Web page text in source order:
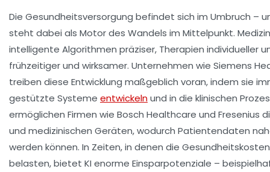
Die Gesundheitsversorgung befindet sich im Umbruch –
steht dabei als Motor des Wandels im Mittelpunkt.
intelligente Algorithmen präziser, Therapien individueller
frühzeitiger und wirksamer. Unternehmen wie Siemens
treiben diese Entwicklung maßgeblich voran, indem sie
gestützte Systeme entwickelnund in die klinischen
ermöglichen Firmen wie Bosch Healthcare und Fresenius
und medizinischen Geräten, wodurch Patientendaten
werden können. In Zeiten, in denen die
belasten, bietet KI enorme Einsparpotenziale –